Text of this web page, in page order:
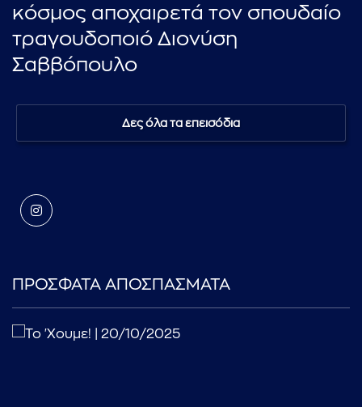
κόσμος αποχαιρετά τον σπουδαίο
τραγουδοποιό Διονύση
Σαββόπουλο
Δες όλα τα επεισόδια
ΠΡΟΣΦΑΤΑ ΑΠΟΣΠΑΣΜΑΤΑ